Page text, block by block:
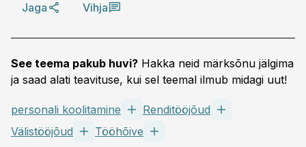
Jaga Vihja
See teema pakub huvi? Hakka neid märksõnu jälgima
ja saad alati teavituse, kui sel teemal ilmub midagi uut!
personali koolitamine
Renditööjõud
Välistööjõud
Tööhõive